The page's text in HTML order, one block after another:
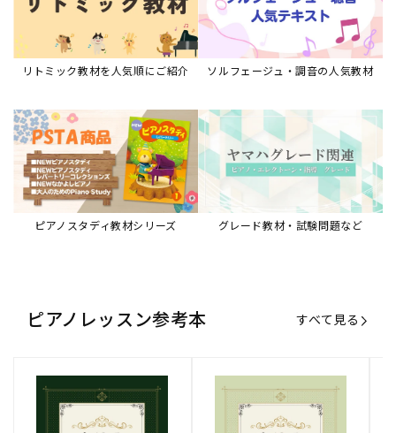
リトミック教材を人気順にご紹介 ソルフェージュ・調音の人気教材
ピアノスタディ教材シリーズ グレード教材・試験問題など
ピアノレッスン参考本 すべて見る